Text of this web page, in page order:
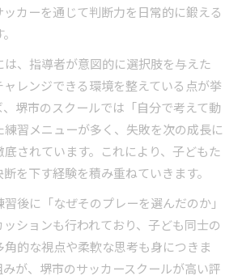
カーを通じて判断力を日常的に鍛える
、指導者が意図的に選択肢を与えた
ャレンジできる環境を整えている点が挙
堺市のスクールでは「自分で考えて動
練習メニューが多く、失敗を次の成長に
されています。これにより、子どもた
を下す経験を積み重ねていきます。
後に「なぜそのプレーを選んだのか」
ションも行われており、子ども同士の
的な視点や柔軟な思考も身につきま
が、堺市のサッカースクールが高い評